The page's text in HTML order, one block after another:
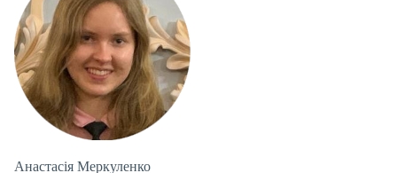
Анастасія Меркуленко